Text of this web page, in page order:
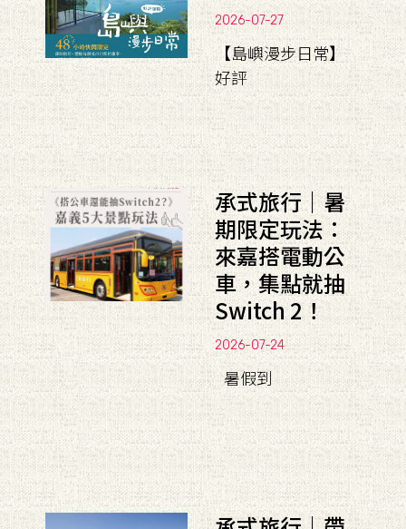
2026-07-27
【島嶼漫步日常】
好評
承式旅行｜暑
期限定玩法：
來嘉搭電動公
車，集點就抽
Switch 2！
2026-07-24
暑假到